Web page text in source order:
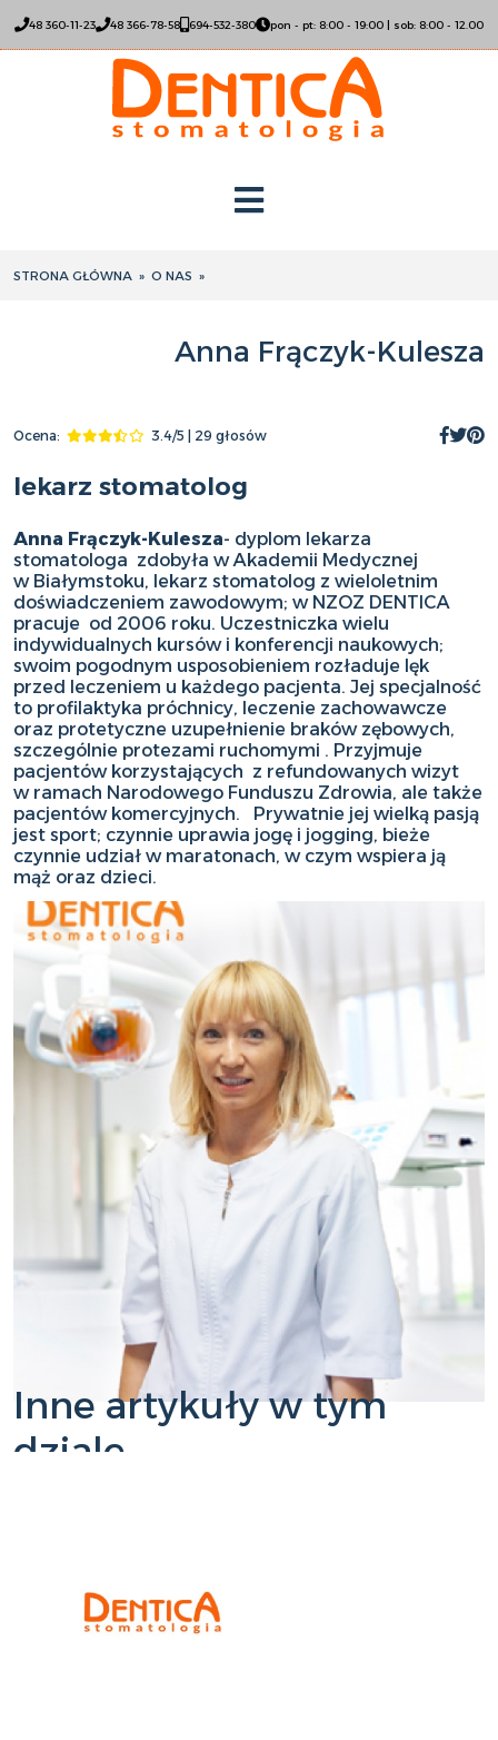
48 360-11-23 48 366-78-58 694-532-380 pon - pt: 8:00 - 19:00 | sob: 8:00 - 12.00
STRONA GŁÓWNA » O NAS »
Anna Frączyk-Kulesza
Ocena: 3.4/5 | 29 głosów
lekarz stomatolog
Anna Frączyk-Kulesza- dyplom lekarza
stomatologa zdobyła w Akademii Medycznej
w Białymstoku, lekarz stomatolog z wieloletnim
doświadczeniem zawodowym; w NZOZ DENTICA
pracuje od 2006 roku. Uczestniczka wielu
indywidualnych kursów i konferencji naukowych;
swoim pogodnym usposobieniem rozładuje lęk
przed leczeniem u każdego pacjenta. Jej specjalność
to profilaktyka próchnicy, leczenie zachowawcze
oraz protetyczne uzupełnienie braków zębowych,
szczególnie protezami ruchomymi . Przyjmuje
pacjentów korzystających z refundowanych wizyt
w ramach Narodowego Funduszu Zdrowia, ale także
pacjentów komercyjnych. Prywatnie jej wielką pasją
jest sport; czynnie uprawia jogę i jogging, bieże
czynnie udział w maratonach, w czym wspiera ją
mąż oraz dzieci.